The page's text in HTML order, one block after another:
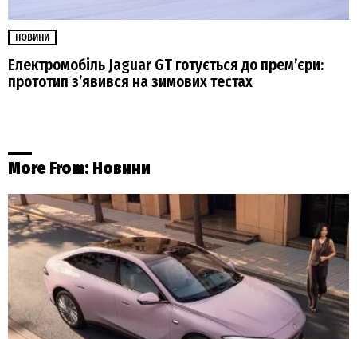
НОВИНИ
Електромобіль Jaguar GT готується до прем’єри:
прототип з’явився на зимових тестах
More From: Новини